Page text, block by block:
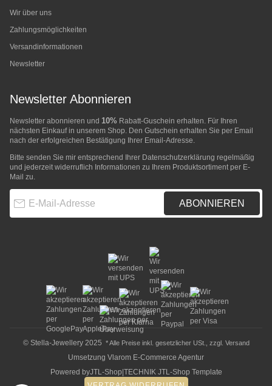
Wir über uns
Zahlungsmöglichkeiten
Versandinformationen
Newsletter
Newsletter Abonnieren
Newsletter abonnieren und 10% Rabatt-Guschein erhalten. Für Ihren
nächsten Einkauf in unserem Shop. Den Gutschein erhalten Sie per Email
nach der erfolgreichen Bestätigung Ihrer Email-Adresse.
Bitte senden Sie mir entsprechend Ihrer Datenschutzerklärung regelmäßig
und jederzeit widerruflich Informationen zu Ihrem Produktsortiment per E-
Mail zu.
ABONNIEREN
© Stella-Jewellery 2025 * Alle Preise inkl. gesetzlicher USt., zzgl. Versand
Umsetzung Vlarom E-Commerce Agentur
Powered byJTL-Shop TECHNIK JTL-Shop Template